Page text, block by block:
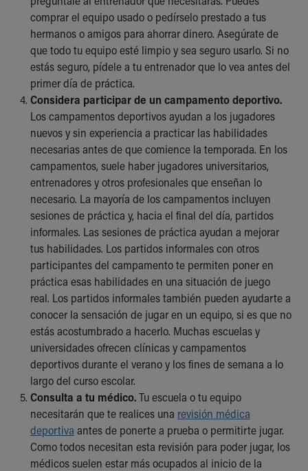
Visiting
Gift Shop
Department of Public Safety
Health Info
Health Information
Healthy Info, Healthy Kids
Inside Children's Blog
KidsHealth Topics
Family Library
Educational Resources
Injury Prevention
Medical Records
Symptom Checker
Skip to main content
comprar el equipo usado o pedírselo prestado a tus
hermanos o amigos para ahorrar dinero. Asegúrate de
que todo tu equipo esté limpio y sea seguro usarlo. Si no
estás seguro, pídele a tu entrenador que lo vea antes del
primer día de práctica.
Considera participar de un campamento deportivo.
Los campamentos deportivos ayudan a los jugadores
nuevos y sin experiencia a practicar las habilidades
necesarias antes de que comience la temporada. En los
campamentos, suele haber jugadores universitarios,
entrenadores y otros profesionales que enseñan lo
necesario. La mayoría de los campamentos incluyen
sesiones de práctica y, hacia el final del día, partidos
informales. Las sesiones de práctica ayudan a mejorar
tus habilidades. Los partidos informales con otros
participantes del campamento te permiten poner en
práctica esas habilidades en una situación de juego
real. Los partidos informales también pueden ayudarte a
conocer la sensación de jugar en un equipo, si es que no
estás acostumbrado a hacerlo. Muchas escuelas y
universidades ofrecen clínicas y campamentos
deportivos durante el verano y los fines de semana a lo
largo del curso escolar.
Consulta a tu médico.Tu escuela o tu equipo
necesitarán que te realices una revisión médica
deportiva antes de ponerte a prueba o permitirte jugar.
Como todos necesitan esta revisión para poder jugar, los
médicos suelen estar más ocupados al inicio de la